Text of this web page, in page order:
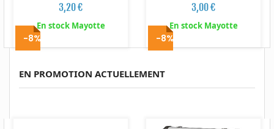
3,20 €
En stock Mayotte
3,00 €
En stock Mayotte
EN PROMOTION ACTUELLEMENT
-8% -8%